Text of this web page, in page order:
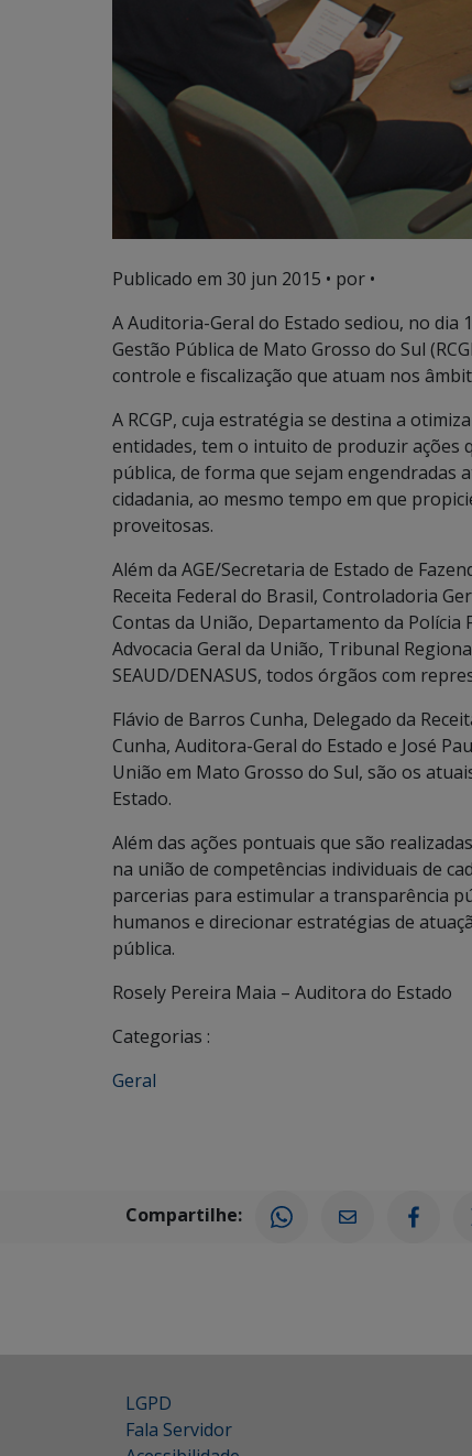
Publicado em 30 jun 2015 • por •
A Auditoria-Geral do Estado sediou, no dia
Gestão Pública de Mato Grosso do Sul
controle e fiscalização que atuam nos
A RCGP, cuja estratégia se destina a
entidades, tem o intuito de produzir
pública, de forma que sejam engendradas
cidadania, ao mesmo tempo em que
proveitosas.
Além da AGE/Secretaria de Estado de
Receita Federal do Brasil, Controladoria
Contas da União, Departamento da Polícia
Advocacia Geral da União, Tribunal
SEAUD/DENASUS, todos órgãos com
Flávio de Barros Cunha, Delegado da
Cunha, Auditora-Geral do Estado e José
União em Mato Grosso do Sul, são os
Estado.
Além das ações pontuais que são
na união de competências individuais de
parcerias para estimular a transparência
humanos e direcionar estratégias de
pública.
Rosely Pereira Maia – Auditora do Estado
Categorias :
Geral
Compartilhe:
LGPD
Fala Servidor